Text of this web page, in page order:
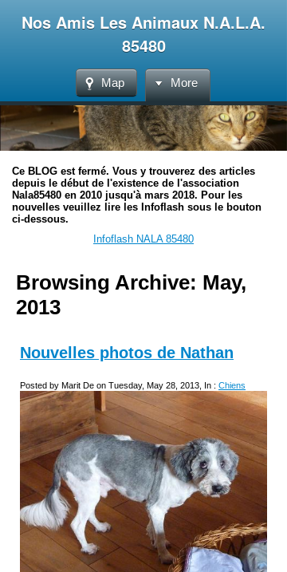
Nos Amis Les Animaux N.A.L.A.
85480
Map More
Ce BLOG est fermé. Vous y trouverez des articles
depuis le début de l'existence de l'association
Nala85480 en 2010 jusqu'à mars 2018. Pour les
nouvelles veuillez lire les Infoflash sous le bouton
ci-dessous.
Infoflash NALA 85480
Browsing Archive: May,
2013
Nouvelles photos de Nathan
Posted by Marit De on Tuesday, May 28, 2013, In : Chiens